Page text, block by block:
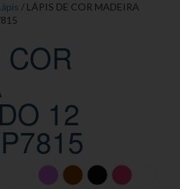
/ LÁPIS DE COR MADEIRA
COR
12